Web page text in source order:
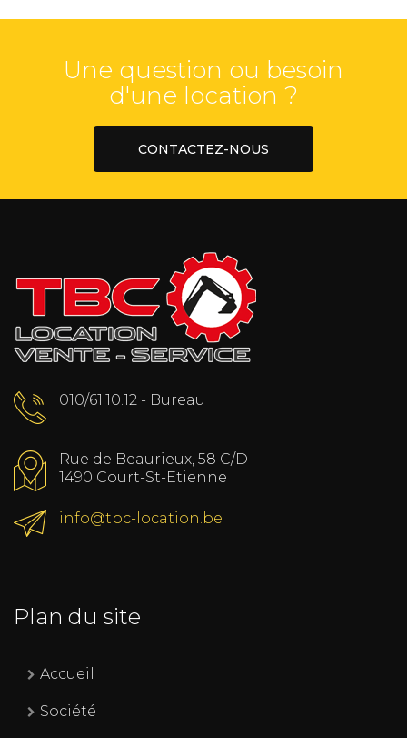
Une question ou besoin
d'une location ?
CONTACTEZ-NOUS
010/61.10.12 - Bureau
Rue de Beaurieux, 58 C/D
1490 Court-St-Etienne
info@tbc-location.be
Plan du site
Accueil
Société